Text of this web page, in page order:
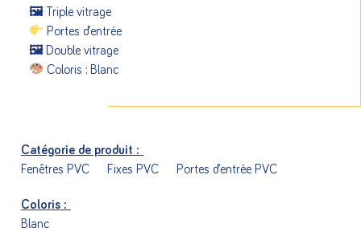
🖼 Triple vitrage
Portes d’entrée
🖼 Double vitrage
Coloris : Blanc
Catégorie de produit :
Fenêtres PVC
Fixes PVC Portes d’entrée PVC
Coloris :
Blanc